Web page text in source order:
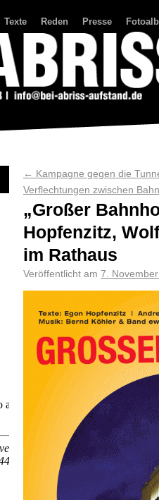
Texte Reden Presse
← Kampagne gegen die
Verflechtungen zwischen
„Großer
Hopfenzitz,
im Rathaus
Veröffentlicht am 7.